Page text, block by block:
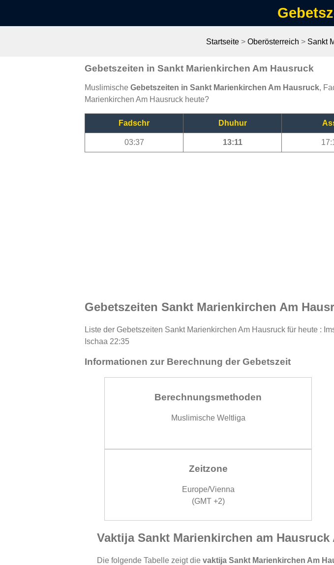
Startseite > Oberösterreich > Sankt
Gebetszeiten in Sankt Marienkirchen Am Hausruck
Muslimische Gebetszeiten in Sankt Marienkirchen Am Hausruck,
Marienkirchen Am Hausruck heute?
Fadschr Dhuhur
03:37 13:11
Gebetszeiten Sankt Marienkirchen Am
Liste der Gebetszeiten Sankt Marienkirchen Am Hausruck für heute :
Ischaa 22:35
Informationen zur Berechnung der Gebetszeit
Berechnungsmethoden
Muslimische Weltliga
Zeitzone
Europe/Vienna
(GMT +2)
Vaktija Sankt Marienkirchen am Hausruck
Die folgende Tabelle zeigt die vaktija Sankt Marienkirchen Am